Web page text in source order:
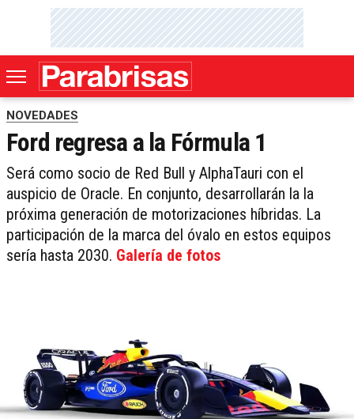
NOVEDADES
Ford regresa a la Fórmula 1
Será como socio de Red Bull y AlphaTauri con el
auspicio de Oracle. En conjunto, desarrollarán la la
próxima generación de motorizaciones híbridas. La
participación de la marca del óvalo en estos equipos
sería hasta 2030. Galería de fotos